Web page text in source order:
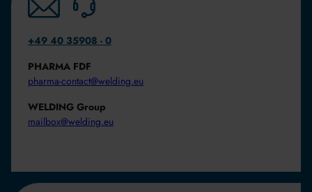
+49 40 35908 - 0
PHARMA FDF
pharma-contact@welding.eu
WELDING Group
mailbox@welding.eu